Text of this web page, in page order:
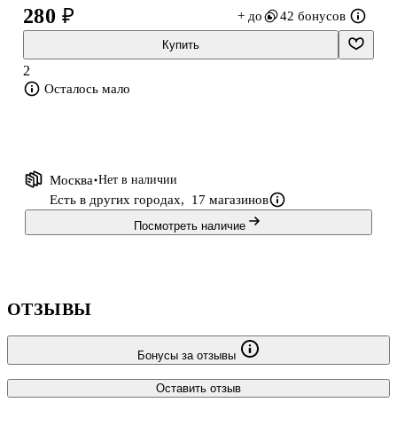
280 ₽ + до 42 бонусов
Купить
2
Осталось мало
Москва Нет в наличии
Есть в других городах, 17 магазинов
Посмотреть наличие
ОТЗЫВЫ
Бонусы за отзывы
Оставить отзыв